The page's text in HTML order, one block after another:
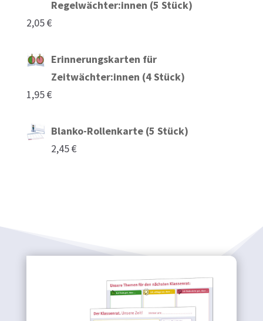
Regelwächter:innen (5 Stück)
2,05€
Erinnerungskarten für
Zeitwächter:innen (4 Stück)
1,95€
Blanko-Rollenkarte (5 Stück)
2,45€